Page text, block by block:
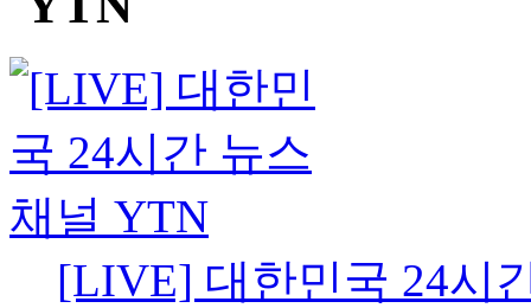
[LIVE] 대한민국 24시